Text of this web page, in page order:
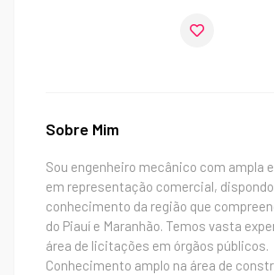
Sobre Mim
Sou engenheiro mecânico com ampla
em representação comercial,
conhecimento da região que
do Piauí e Maranhão. Temos vasta
área de licitações em órgãos públicos.
Conhecimento amplo na área de